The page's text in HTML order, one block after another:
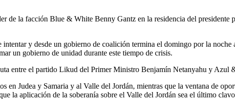
la facción Blue & White Benny Gantz en la residencia del presidente
y desde un gobierno de coalición termina el domingo por la noche
un gobierno de unidad durante este tiempo de crisis.
entre el partido Likud del Primer Ministro Benjamín Netanyahu y Azul
en Judea y Samaria y al Valle del Jordán, mientras que la ventana de
aplicación de la soberanía sobre el Valle del Jordán sea el último